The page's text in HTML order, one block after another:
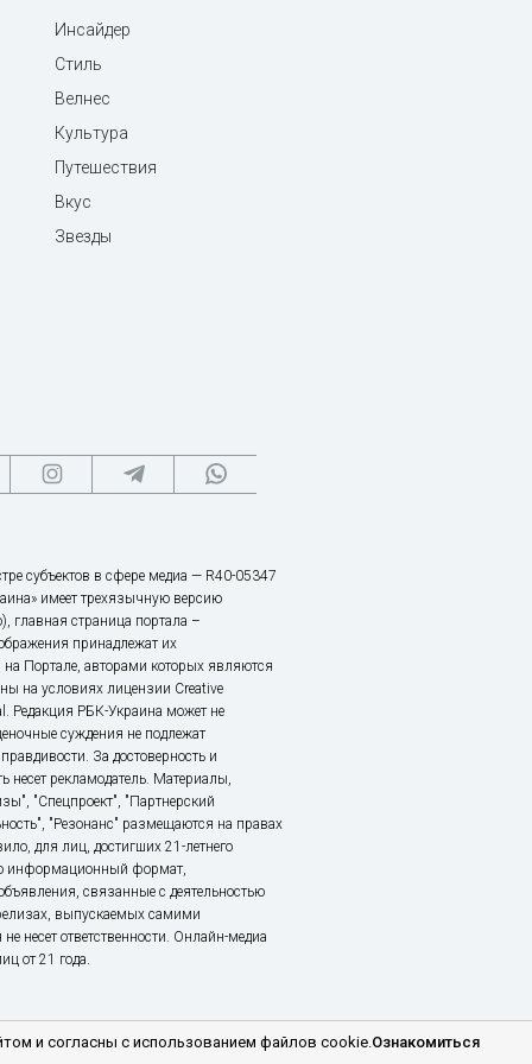
Инсайдер
Стиль
Велнес
Культура
Путешествия
Вкус
Звезды
субъектов в сфере медиа — R40-05347
имеет трехязычную версию
главная страница портала –
принадлежат их
Портале, авторами которых являются
на условиях лицензии Creative
Редакция РБК-Украина может не
суждения не подлежат
За достоверность и
несет рекламодатель. Материалы,
"Спецпроект", "Партнерский
"Резонанс" размещаются на правах
для лиц, достигших 21-летнего
информационный формат,
связанные с деятельностью
выпускаемых самими
несет ответственности. Онлайн-медиа
от 21 года.
и согласны с использованием файлов cookie.Ознакомиться